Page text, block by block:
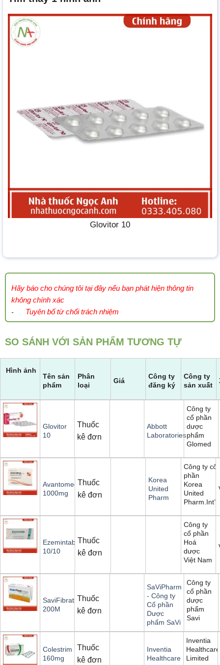
Glovitor 10
Hãy báo cho chúng tôi tại đây nếu bạn phát hiện thông tin
không chính xác
- Tuyên bố từ chối trách nhiệm
SO SÁNH VỚI SẢN PHẨM TƯƠNG TỰ
Hình ảnh
Tên sản
phẩm
Phân
loại
Giá
Công ty
đăng ký
Công ty
sản xuất
Glovitor
10
Thuốc
kê đơn
Abbott
Laboratories
Công ty
cổ phần
dược
phẩm
Glomed
Avantomega
1000mg
Thuốc
kê đơn
Korea
United
Pharm
Công ty cổ
phần
Korea
United
Pharm.Int’l
Ezemintab
10/10
Thuốc
kê đơn
Công ty
cổ phần
Hoá
dược
Việt Nam
SaviFibrat
200M
Thuốc
kê đơn
SaViPharm
- Công ty
Cổ phần
Dược
phẩm SaVi
Công ty
cổ phần
dược
phẩm
Savi
Colestrim
160mg
Thuốc
kê đơn
Inventia
Healthcare
Inventia
Healthcare
Limited